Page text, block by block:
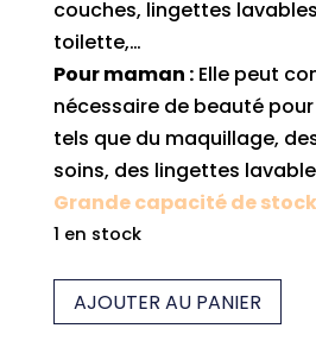
couches, lingettes
toilette,…
Pour maman :Elle peut
nécessaire de beauté
tels que du maquillage,
soins, des lingettes
Grande capacité de
1 en stock
quantité
de
AJOUTER AU PANIER